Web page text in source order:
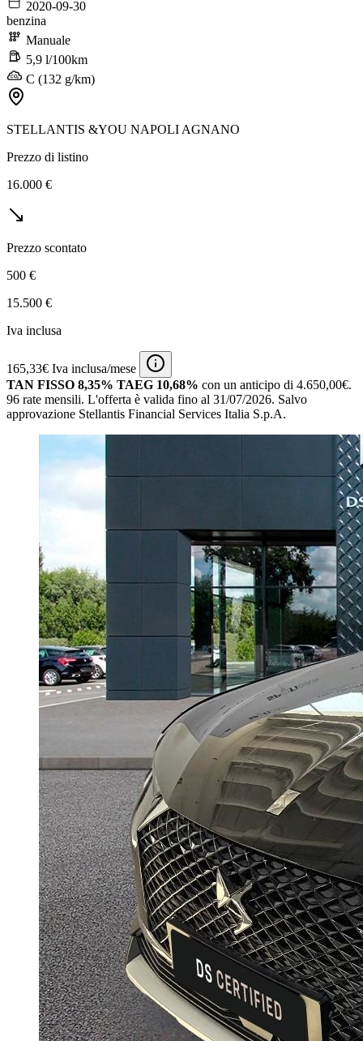
2020-09-30
benzina
Manuale
5,9 l/100km
C (132 g/km)
STELLANTIS &YOU NAPOLI AGNANO
Prezzo di listino
16.000 €
Prezzo scontato
500 €
15.500 €
Iva inclusa
165,33€ Iva inclusa/mese
TAN FISSO 8,35% TAEG 10,68% con un anticipo di 4.650,00€.
96 rate mensili. L'offerta è valida fino al 31/07/2026. Salvo
approvazione Stellantis Financial Services Italia S.p.A.